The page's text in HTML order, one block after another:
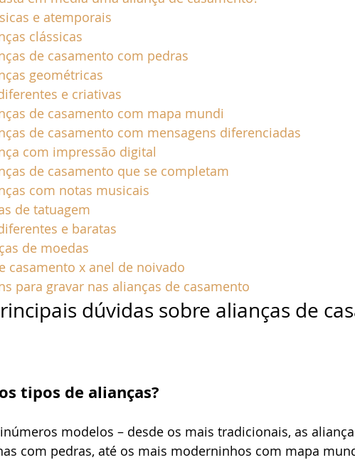
e atemporais
clássicas
de casamento com pedras
geométricas
e criativas
de casamento com mapa mundi
de casamento com mensagens diferenciadas
com impressão digital
de casamento que se completam
com notas musicais
de tatuagem
e baratas
de moedas
casamento x anel de noivado
para gravar nas alianças de casamento
dúvidas sobre alianças de
tipos de alianças?
modelos – desde os mais tradicionais, as
com pedras, até os mais moderninhos com mapa